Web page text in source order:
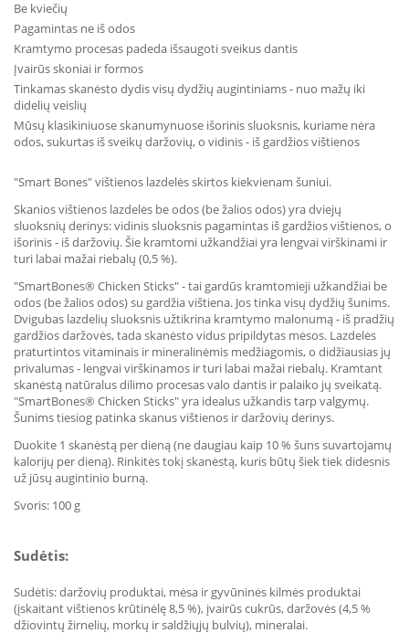
Be kviečių
Pagamintas ne iš odos
Kramtymo procesas padeda išsaugoti sveikus dantis
Įvairūs skoniai ir formos
Tinkamas skanėsto dydis visų dydžių augintiniams - nuo mažų iki
didelių veislių
Mūsų klasikiniuose skanumynuose išorinis sluoksnis, kuriame nėra
odos, sukurtas iš sveikų daržovių, o vidinis - iš gardžios vištienos
"Smart Bones" vištienos lazdelės skirtos kiekvienam šuniui.
Skanios vištienos lazdelės be odos (be žalios odos) yra dviejų
sluoksnių derinys: vidinis sluoksnis pagamintas iš gardžios vištienos, o
išorinis - iš daržovių. Šie kramtomi užkandžiai yra lengvai virškinami ir
turi labai mažai riebalų (0,5 %).
"SmartBones® Chicken Sticks" - tai gardūs kramtomieji užkandžiai be
odos (be žalios odos) su gardžia vištiena. Jos tinka visų dydžių šunims.
Dvigubas lazdelių sluoksnis užtikrina kramtymo malonumą - iš pradžių
gardžios daržovės, tada skanėsto vidus pripildytas mėsos. Lazdelės
praturtintos vitaminais ir mineralinėmis medžiagomis, o didžiausias jų
privalumas - lengvai virškinamos ir turi labai mažai riebalų. Kramtant
skanėstą natūralus dilimo procesas valo dantis ir palaiko jų sveikatą.
"SmartBones® Chicken Sticks" yra idealus užkandis tarp valgymų.
Šunims tiesiog patinka skanus vištienos ir daržovių derinys.
Duokite 1 skanėstą per dieną (ne daugiau kaip 10 % šuns suvartojamų
kalorijų per dieną). Rinkitės tokį skanėstą, kuris būtų šiek tiek didesnis
už jūsų augintinio burną.
Svoris: 100 g
Sudėtis:
Sudėtis: daržovių produktai, mėsa ir gyvūninės kilmės produktai
(įskaitant vištienos krūtinėlę 8,5 %), įvairūs cukrūs, daržovės (4,5 %
džiovintų žirnelių, morkų ir saldžiųjų bulvių), mineralai.